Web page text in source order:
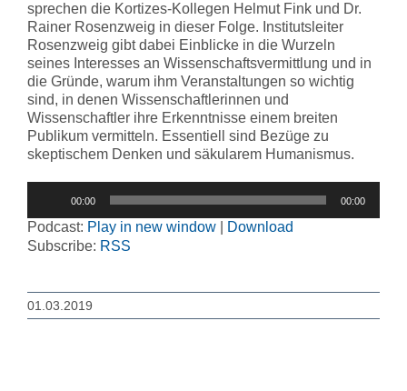
sprechen die Kortizes-Kollegen Helmut Fink und Dr.
Rainer Rosenzweig in dieser Folge. Institutsleiter
Rosenzweig gibt dabei Einblicke in die Wurzeln
seines Interesses an Wissenschaftsvermittlung und in
die Gründe, warum ihm Veranstaltungen so wichtig
sind, in denen Wissenschaftlerinnen und
Wissenschaftler ihre Erkenntnisse einem breiten
Publikum vermitteln. Essentiell sind Bezüge zu
skeptischem Denken und säkularem Humanismus.
00:00 00:00
Podcast: Play in new window
Download
Subscribe: RSS
01.03.2019